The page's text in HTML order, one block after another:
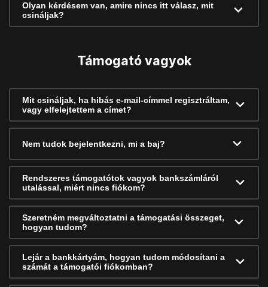
Olyan kérdésem van, amire nincs itt válasz, mit
csináljak?
Támogató vagyok
Mit csináljak, ha hibás e-mail-címmel regisztráltam,
vagy elfelejtettem a címet?
Nem tudok bejelentkezni, mi a baj?
Rendszeres támogatótok vagyok bankszámláról
utalással, miért nincs fiókom?
Szeretném megváltoztatni a támogatási összeget,
hogyan tudom?
Lejár a bankkártyám, hogyan tudom módosítani a
számát a támogatói fiókomban?